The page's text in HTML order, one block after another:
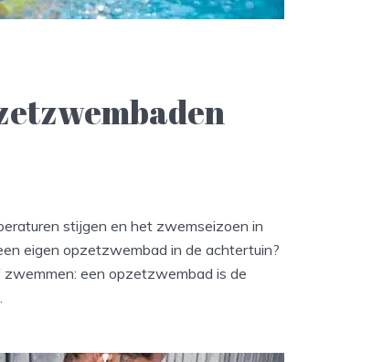
stijgen en het zwemseizoen in
eigen opzetzwembad in de achtertuin?
een opzetzwembad is de